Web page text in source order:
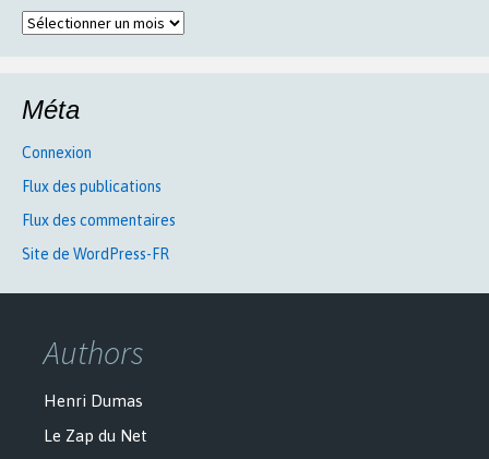
Archives
Méta
Connexion
Flux des publications
Flux des commentaires
Site de WordPress-FR
Authors
Henri Dumas
Le Zap du Net